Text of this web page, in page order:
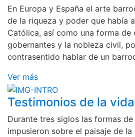
En Europa y España el arte
de la riqueza y poder que había
Católica, así como una forma de
gobernantes y la nobleza civil,
contrasentido hablar de un
Ver más
Testimonios de la
Durante tres siglos las formas
impusieron sobre el paisaje de